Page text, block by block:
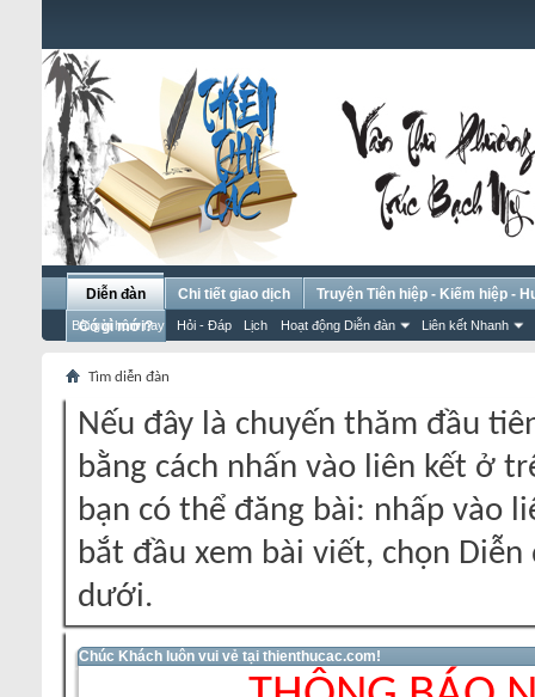
Diễn đàn
Bài gửi hôm nay Hỏi - Đáp Lịch Hoạt động Diễn đàn Liên kết Nhanh
Chi tiết giao dịch
Truyện Tiên hiệp - Kiếm hiệp -
Có gì mới?
Tìm diễn đàn
Nếu đây là chuyến thăm đầu
bằng cách nhấn vào liên kết ở
bạn có thể đăng bài: nhấp vào
bắt đầu xem bài viết, chọn
dưới.
Chúc Khách luôn vui vẻ tại thienthucac.com!